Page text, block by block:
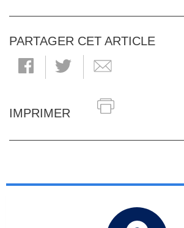
PARTAGER CET ARTICLE
IMPRIMER